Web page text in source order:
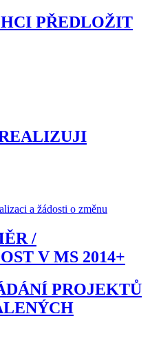
PŘEDLOŽIT
a žádosti o změnu
/
V MS 2014+
PROJEKTŮ